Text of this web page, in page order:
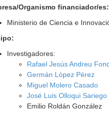
Organismo financiador/es:
Ministerio de Ciencia e
Investigadores:
Rafael Jesús Andreu
Germán López Pérez
Miguel Molero Casado
José Luis Olloqui Sariego
Emilio Roldán González